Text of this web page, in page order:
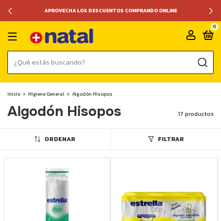
APROVECHA LOS DESCUENTOS COMPRANDO ONLINE
0
Inicio > Higiene General > Algodón Hisopos
Algodón Hisopos 17 productos
ORDENAR FILTRAR